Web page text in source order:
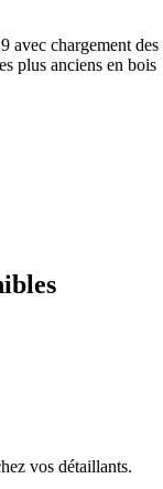
avec chargement des
plus anciens en bois
vos détaillants.